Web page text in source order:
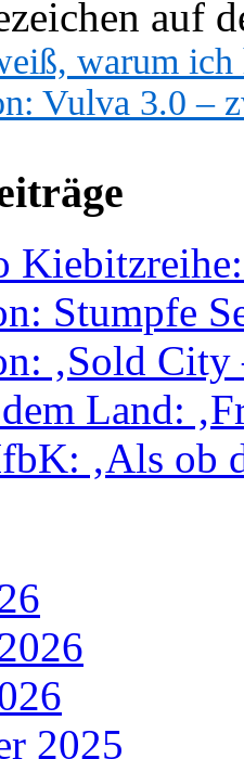
auf
warum ich
Vulva 3.0 –
Stumpfe
‚Sold
Land:
‚Als ob
2025